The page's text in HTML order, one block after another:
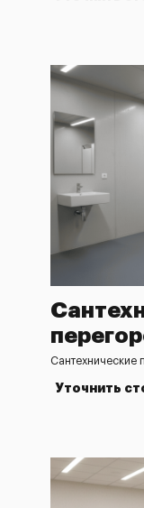
Сантехнические
Уточнить